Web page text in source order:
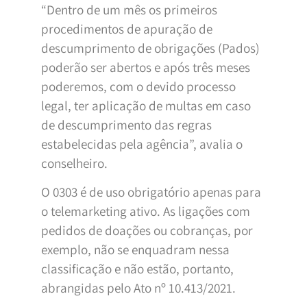
“Dentro de um mês os primeiros
procedimentos de apuração de
descumprimento de obrigações (Pados)
poderão ser abertos e após três meses
poderemos, com o devido processo
legal, ter aplicação de multas em caso
de descumprimento das regras
estabelecidas pela agência”, avalia o
conselheiro.
O 0303 é de uso obrigatório apenas para
o telemarketing ativo. As ligações com
pedidos de doações ou cobranças, por
exemplo, não se enquadram nessa
classificação e não estão, portanto,
abrangidas pelo Ato nº 10.413/2021.